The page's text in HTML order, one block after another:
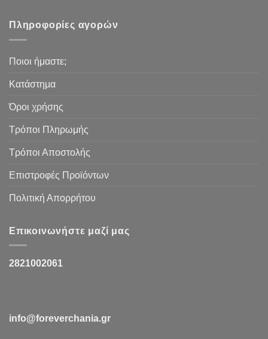
Πληροφορίες αγορών
Ποιοι ήμαστε;
Κατάστημα
Όροι χρήσης
Τρόποι Πληρωμής
Τρόποι Αποστολής
Επιστροφές Προϊόντων
Πολιτική Απορρήτου
Επικοινωνήστε μαζί μας
2821002061
info@foreverchania.gr